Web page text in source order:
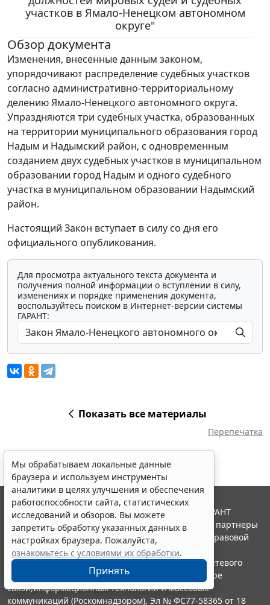
участков в Ямало-Ненецком автономном
округе"
Обзор документа
Изменения, внесенные данным законом,
упорядочивают распределение судебных участков
согласно административно-территориальному
делению Ямало-Ненецкого автономного округа.
Упраздняются три судебных участка, образованных
на территории муниципального образования город
Надым и Надымский район, с одновременным
созданием двух судебных участков в муниципальном
образовании город Надым и одного судебного
участка в муниципальном образовании Надымский
район.
Настоящий Закон вступает в силу со дня его
официального опубликования.
Для просмотра актуального текста документа и
получения полной информации о вступлении в силу,
изменениях и порядке применения документа,
воспользуйтесь поиском в Интернет-версии системы
ГАРАНТ:
Показать все материалы
Перепечатка
Мы обрабатываем локальные данные
браузера и используем инструменты
аналитики в целях улучшения и обеспечения
работоспособности сайта, статистических
исследований и обзоров. Вы можете
запретить обработку указанных данных в
настройках браузера. Пожалуйста,
ознакомьтесь с условиями их обработки.
Принять
© ООО "НПП "ГАРАНТ-СЕРВИС", 2026. Система ГАРАНТ
выпускается с 1990 года. Компания "Гарант" и ее партнеры
являются участниками Российской ассоциации правовой
информации ГАРАНТ.
Портал ГАРАНТ.РУ зарегистрирован в качестве сетевого
издания Федеральной службой по надзору в сфере
связи,информационных технологий и массовых
коммуникаций (Роскомнадзором), Эл № ФС77-58365 от 18